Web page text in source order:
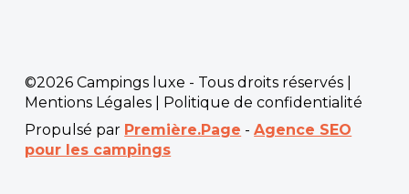
©2026 Campings luxe - Tous droits réservés |
Mentions Légales
Politique de confidentialité
Propulsé par Première.Page -Agence SEO
pour les campings